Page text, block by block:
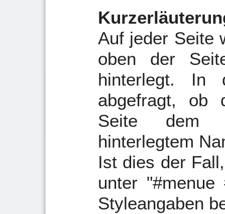
Auf jeder Seite
oben der
hinterlegt. In
abgefragt, ob
Seite dem
hinterlegtem
Ist dies der
unter "#menue
Styleangaben